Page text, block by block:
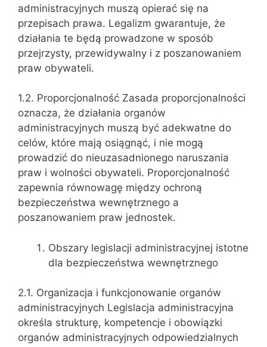
administracyjnych muszą opierać się na
przepisach prawa. Legalizm gwarantuje, że
działania te będą prowadzone w sposób
przejrzysty, przewidywalny i z poszanowaniem
praw obywateli.
1.2. Proporcjonalność Zasada proporcjonalności
oznacza, że działania organów
administracyjnych muszą być adekwatne do
celów, które mają osiągnąć, i nie mogą
prowadzić do nieuzasadnionego naruszania
praw i wolności obywateli. Proporcjonalność
zapewnia równowagę między ochroną
bezpieczeństwa wewnętrznego a
poszanowaniem praw jednostek.
Obszary legislacji administracyjnej istotne
dla bezpieczeństwa wewnętrznego
2.1. Organizacja i funkcjonowanie organów
administracyjnych Legislacja administracyjna
określa strukturę, kompetencje i obowiązki
organów administracyjnych odpowiedzialnych